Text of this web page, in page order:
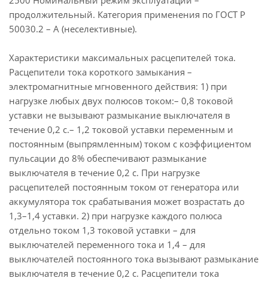
продолжительный. Категория применения по ГОСТ Р
50030.2 – А (неселективные).
Характеристики максимальных расцепителей тока.
Расцепители тока короткого замыкания –
электромагнитные мгновенного действия: 1) при
нагрузке любых двух полюсов током:– 0,8 токовой
уставки не вызывают размыкание выключателя в
течение 0,2 с.– 1,2 токовой уставки переменным и
постоянным (выпрямленным) током с коэффициентом
пульсации до 8% обеспечивают размыкание
выключателя в течение 0,2 с. При нагрузке
расцепителей постоянным током от генератора или
аккумулятора ток срабатывания может возрастать до
1,3–1,4 уставки. 2) при нагрузке каждого полюса
отдельно током 1,3 токовой уставки – для
выключателей переменного тока и 1,4 – для
выключателей постоянного тока вызывают размыкание
выключателя в течение 0,2 с. Расцепители тока